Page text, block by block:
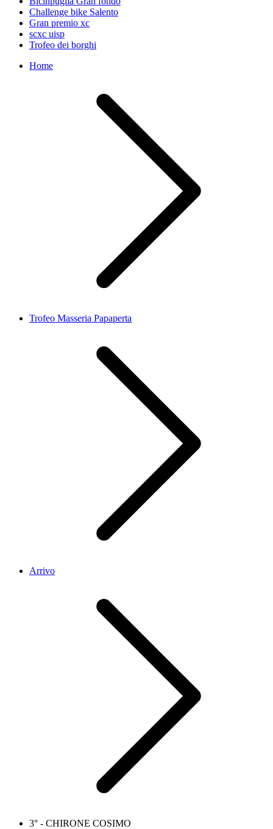
Challenge bike Salento
Gran premio xc
scxc uisp
Trofeo dei borghi
Home
Trofeo Masseria Papaperta
Arrivo
3° - CHIRONE COSIMO